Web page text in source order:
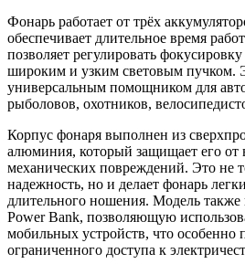
Фонарь работает от трёх
обеспечивает длительное время
позволяет регулировать
широким и узким световым пучком.
универсальным помощником для
рыболовов, охотников,
Корпус фонаря выполнен из
алюминия, который защищает его от
механических повреждений. Это не
надежность, но и делает фонарь
длительного ношения. Модель
Power Bank, позволяющую
мобильных устройств, что особенно
ограниченного доступа к